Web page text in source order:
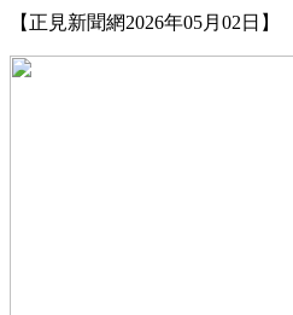
【正見新聞網2026年05月02日】